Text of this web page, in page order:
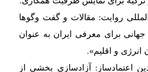
روایت: مقالات و گفت وگوها
برای معرفی ایران به عنوان
انرژی و اقلیم».
اعتمادساز: آزادسازی بخشی از